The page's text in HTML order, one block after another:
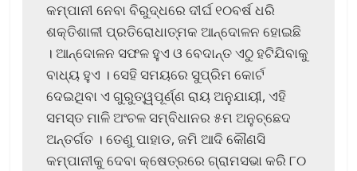
କମ୍ପାନୀ ନେବା ବିରୁଦ୍ଧରେ ଦୀର୍ଘ ୧୦ବର୍ଷ ଧରି
ଶକ୍ତିଶାଳୀ ପ୍ରତିରୋଧାତ୍ମକ ଆନ୍ଦୋଳନ ହୋଇଛି
। ଆନ୍ଦୋଳନ ସଫଳ ହୁଏ ଓ ବେଦାନ୍ତ ଏଠୁ ହଟିଯିବାକୁ
ବାଧ୍ୟ ହୁଏ । ସେହି ସମୟରେ ସୁପ୍ରିମ କୋର୍ଟ
ଦେଇଥିବା ଏ ଗୁରୁତ୍ୱପୂର୍ଣ୍ଣ ରାୟ ଅନୁଯାୟୀ, ଏହି
ସମସ୍ତ ମାଳି ଅଂଚଳ ସମ୍ବିଧାନର ୫ମ ଅନୁଚ୍ଛେଦ
ଅନ୍ତର୍ଗତ । ତେଣୁ ପାହାଡ, ଜମି ଆଦି କୌଣସି
କମ୍ପାନୀକୁ ଦେବା କ୍ଷେତ୍ରରେ ଗ୍ରାମସଭା କରି ୮୦